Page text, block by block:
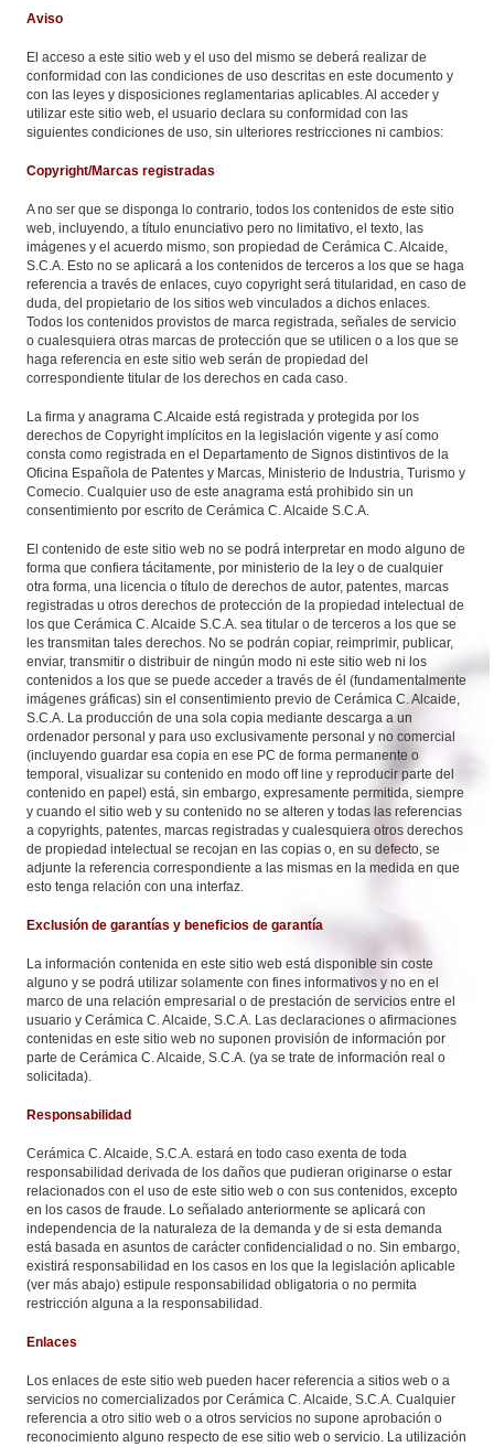
Aviso
El acceso a este sitio web y el uso del mismo se deberá realizar de
conformidad con las condiciones de uso descritas en este documento y
con las leyes y disposiciones reglamentarias aplicables. Al acceder y
utilizar este sitio web, el usuario declara su conformidad con las
siguientes condiciones de uso, sin ulteriores restricciones ni cambios:
Copyright/Marcas registradas
A no ser que se disponga lo contrario, todos los contenidos de este sitio
web, incluyendo, a título enunciativo pero no limitativo, el texto, las
imágenes y el acuerdo mismo, son propiedad de Cerámica C. Alcaide,
S.C.A. Esto no se aplicará a los contenidos de terceros a los que se haga
referencia a través de enlaces, cuyo copyright será titularidad, en caso de
duda, del propietario de los sitios web vinculados a dichos enlaces.
Todos los contenidos provistos de marca registrada, señales de servicio
o cualesquiera otras marcas de protección que se utilicen o a los que se
haga referencia en este sitio web serán de propiedad del
correspondiente titular de los derechos en cada caso.
La firma y anagrama C.Alcaide está registrada y protegida por los
derechos de Copyright implícitos en la legislación vigente y así como
consta como registrada en el Departamento de Signos distintivos de la
Oficina Española de Patentes y Marcas, Ministerio de Industria, Turismo y
Comecio. Cualquier uso de este anagrama está prohibido sin un
consentimiento por escrito de Cerámica C. Alcaide S.C.A.
El contenido de este sitio web no se podrá interpretar en modo alguno de
forma que confiera tácitamente, por ministerio de la ley o de cualquier
otra forma, una licencia o título de derechos de autor, patentes, marcas
registradas u otros derechos de protección de la propiedad intelectual de
los que Cerámica C. Alcaide S.C.A. sea titular o de terceros a los que se
les transmitan tales derechos. No se podrán copiar, reimprimir, publicar,
enviar, transmitir o distribuir de ningún modo ni este sitio web ni los
contenidos a los que se puede acceder a través de él (fundamentalmente
imágenes gráficas) sin el consentimiento previo de Cerámica C. Alcaide,
S.C.A. La producción de una sola copia mediante descarga a un
ordenador personal y para uso exclusivamente personal y no comercial
(incluyendo guardar esa copia en ese PC de forma permanente o
temporal, visualizar su contenido en modo off line y reproducir parte del
contenido en papel) está, sin embargo, expresamente permitida, siempre
y cuando el sitio web y su contenido no se alteren y todas las referencias
a copyrights, patentes, marcas registradas y cualesquiera otros derechos
de propiedad intelectual se recojan en las copias o, en su defecto, se
adjunte la referencia correspondiente a las mismas en la medida en que
esto tenga relación con una interfaz.
Exclusión de garantías y beneficios de garantía
La información contenida en este sitio web está disponible sin coste
alguno y se podrá utilizar solamente con fines informativos y no en el
marco de una relación empresarial o de prestación de servicios entre el
usuario y Cerámica C. Alcaide, S.C.A. Las declaraciones o afirmaciones
contenidas en este sitio web no suponen provisión de información por
parte de Cerámica C. Alcaide, S.C.A. (ya se trate de información real o
solicitada).
Responsabilidad
Cerámica C. Alcaide, S.C.A. estará en todo caso exenta de toda
responsabilidad derivada de los daños que pudieran originarse o estar
relacionados con el uso de este sitio web o con sus contenidos, excepto
en los casos de fraude. Lo señalado anteriormente se aplicará con
independencia de la naturaleza de la demanda y de si esta demanda
está basada en asuntos de carácter confidencialidad o no. Sin embargo,
existirá responsabilidad en los casos en los que la legislación aplicable
(ver más abajo) estipule responsabilidad obligatoria o no permita
restricción alguna a la responsabilidad.
Enlaces
Los enlaces de este sitio web pueden hacer referencia a sitios web o a
servicios no comercializados por Cerámica C. Alcaide, S.C.A. Cualquier
referencia a otro sitio web o a otros servicios no supone aprobación o
reconocimiento alguno respecto de ese sitio web o servicio. La utilización